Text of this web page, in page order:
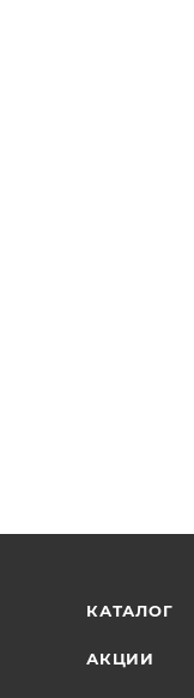
КАТАЛОГ
АКЦИИ